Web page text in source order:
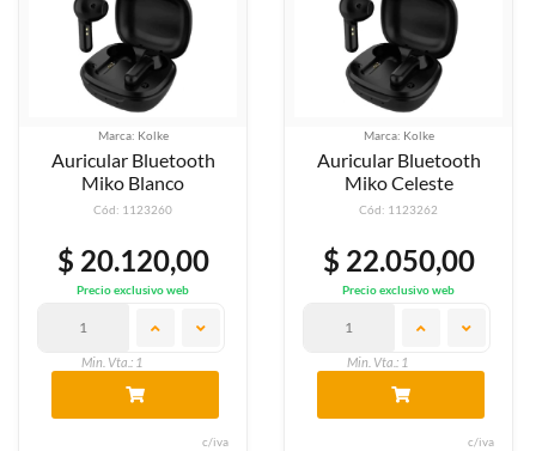
Marca: Kolke
Auricular Bluetooth
Miko Blanco
Cód: 1123260
$ 20.120,00
Precio exclusivo web
Min. Vta.: 1
c/iva
Marca: Kolke
Auricular Bluetooth
Miko Celeste
Cód: 1123262
$ 22.050,00
Precio exclusivo web
Min. Vta.: 1
c/iva